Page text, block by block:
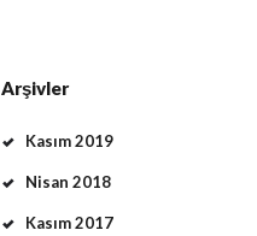
Arşivler
Kasım 2019
Nisan 2018
Kasım 2017